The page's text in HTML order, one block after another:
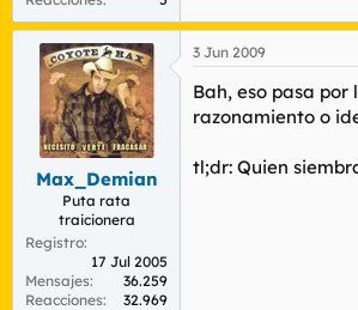
Max_Demian
Puta rata
traicionera
Registro
17 Jul 2005
Mensajes
36.259
Reacciones
32.969
3 Jun 2009
Bah, eso pasa
razonamiento o
tl;dr: Quien